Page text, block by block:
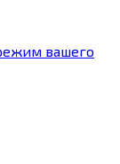
вашего